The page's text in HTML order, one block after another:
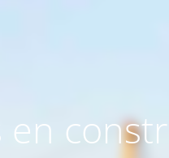
en